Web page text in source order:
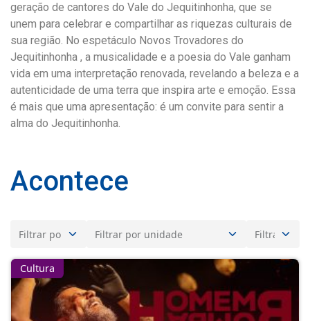
geração de cantores do Vale do Jequitinhonha, que se
unem para celebrar e compartilhar as riquezas culturais de
sua região. No espetáculo Novos Trovadores do
Jequitinhonha , a musicalidade e a poesia do Vale ganham
vida em uma interpretação renovada, revelando a beleza e a
autenticidade de uma terra que inspira arte e emoção. Essa
é mais que uma apresentação: é um convite para sentir a
alma do Jequitinhonha.
Acontece
Cultura